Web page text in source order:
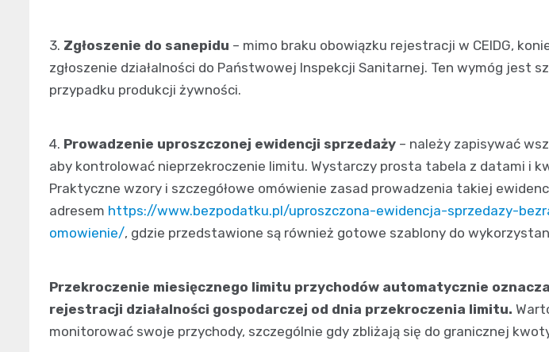
3. Zgłoszenie do sanepidu – mimo braku obowiązku rejestracji w CEIDG,
zgłoszenie działalności do Państwowej Inspekcji Sanitarnej. Ten wymóg jest
przypadku produkcji żywności.
4. Prowadzenie uproszczonej ewidencji sprzedaży – należy zapisywać
aby kontrolować nieprzekroczenie limitu. Wystarczy prosta tabela z datami i
Praktyczne wzory i szczegółowe omówienie zasad prowadzenia takiej
adresem https://www.bezpodatku.pl/uproszczona-ewidencja-sprzedazy-
omowienie/, gdzie przedstawione są również gotowe szablony do
Przekroczenie miesięcznego limitu przychodów automatycznie
rejestracji działalności gospodarczej od dnia przekroczenia limitu.
monitorować swoje przychody, szczególnie gdy zbliżają się do granicznej